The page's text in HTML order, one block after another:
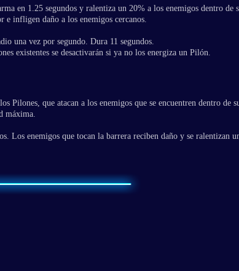
en 1.25 segundos y ralentiza un 20% a los enemigos dentro de
e infligen daño a los enemigos cercanos.
una vez por segundo. Dura 11 segundos.
existentes se desactivarán si ya no los energiza un Pilón.
Pilones, que atacan a los enemigos que se encuentren dentro de
máxima.
Los enemigos que tocan la barrera reciben daño y se ralentizan